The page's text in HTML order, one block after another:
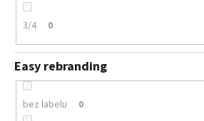
3/4 0
Easy rebranding
bez labelu 0